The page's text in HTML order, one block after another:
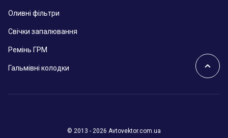
Оливні фільтри
Свічки запалювання
Ремінь ГРМ
Гальмівні колодки
© 2013 - 2026 Avtovektor.com.ua